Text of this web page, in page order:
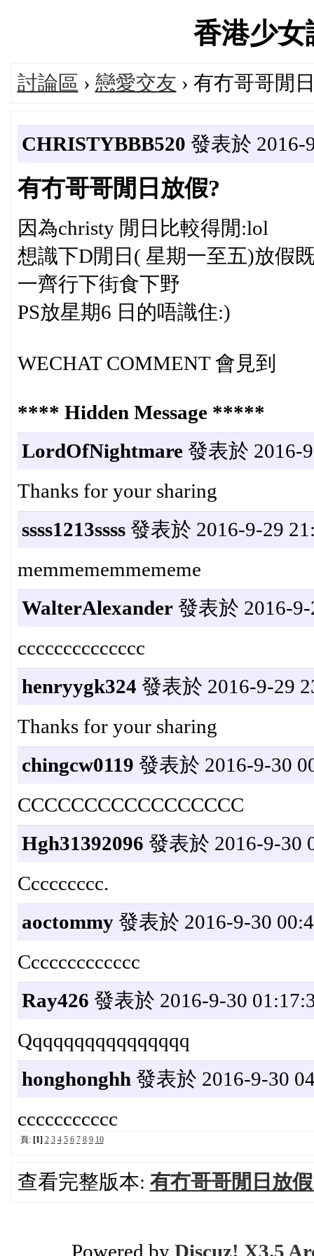
香港少
討論區 › 戀愛交友 › 有冇哥哥閒
CHRISTYBBB520 發表於 2016-
有冇哥哥閒日放假?
因為christy 閒日比較得閒:lol
想識下D閒日( 星期一至五)放假
一齊行下街食下野
PS放星期6 日的唔識住:)
WECHAT COMMENT 會見到
**** Hidden Message *****
LordOfNightmare發表於 2016-
Thanks for your sharing
ssss1213ssss發表於 2016-9-29
memmememmememe
WalterAlexander發表於 2016-9-
cccccccccccccc
henryygk324 發表於 2016-9-29
Thanks for your sharing
chingcw0119 發表於 2016-9-30
CCCCCCCCCCCCCCCCC
Hgh31392096 發表於 2016-9-30
Ccccccccc.
aoctommy發表於 2016-9-30
Ccccccccccccc
Ray426 發表於 2016-9-30
Qqqqqqqqqqqqqqqq
honghonghh 發表於 2016-9-30
ccccccccccc
頁: [1] 2 3 4 5 6 7 8 9 10
查看完整版本: 有冇哥哥閒日放
Powered by Discuz! X3.5